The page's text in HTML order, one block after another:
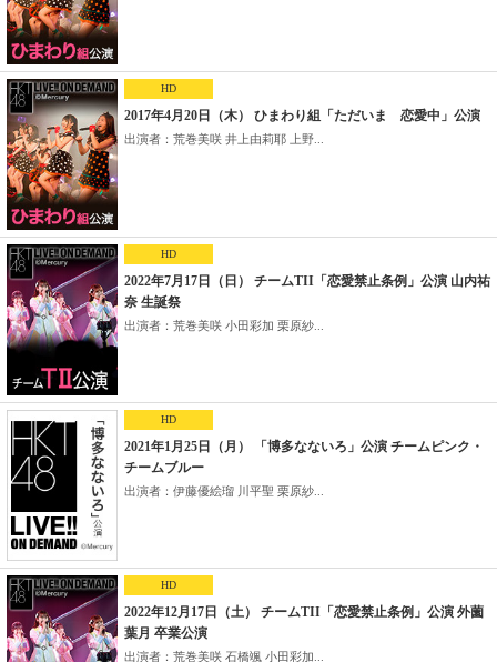
HD
2017年4月20日（木） ひまわり組「ただいま 恋愛中」公演
出演者：荒巻美咲 井上由莉耶 上野...
HD
2022年7月17日（日） チームTII「恋愛禁止条例」公演 山内祐
奈 生誕祭
出演者：荒巻美咲 小田彩加 栗原紗...
HD
2021年1月25日（月） 「博多なないろ」公演 チームピンク・
チームブルー
出演者：伊藤優絵瑠 川平聖 栗原紗...
HD
2022年12月17日（土） チームTII「恋愛禁止条例」公演 外薗
葉月 卒業公演
出演者：荒巻美咲 石橋颯 小田彩加...